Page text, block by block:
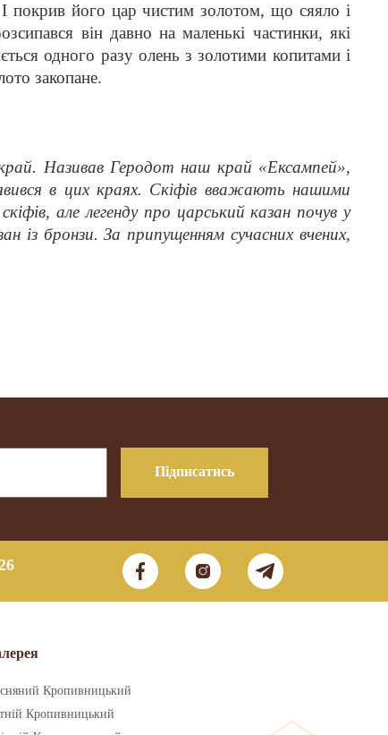
І покрив його цар чистим золотом, що сяяло і
він давно на маленькі частинки, які
одного разу олень з золотими копитами і
закопане.
Називав Геродот наш край «Ексампей»,
в цих краях. Скіфів вважають нашими
але легенду про царський казан почув у
із бронзи. За припущенням сучасних вчених,
Підписатись
Кропивницький
Кропивницький